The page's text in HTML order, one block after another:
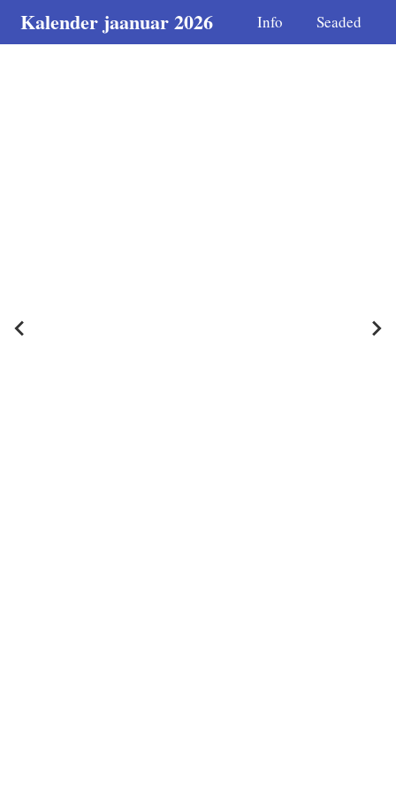
Kalender jaanuar 2026 Info Seaded